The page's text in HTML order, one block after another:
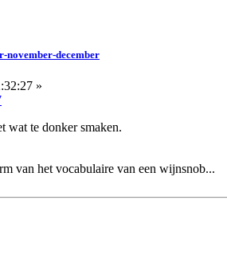
november-december
»
wat te donker smaken.
van het vocabulaire van een wijnsnob...